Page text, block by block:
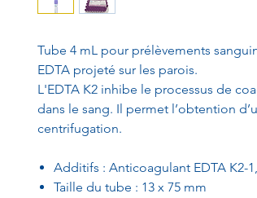
Tube 4 mL pour prélèvements
EDTA projeté sur les parois.
L'EDTA K2 inhibe le processus de
dans le sang. Il permet l’obtention
centrifugation.
Additifs : Anticoagulant EDTA K2-
Taille du tube : 13 x 75 mm